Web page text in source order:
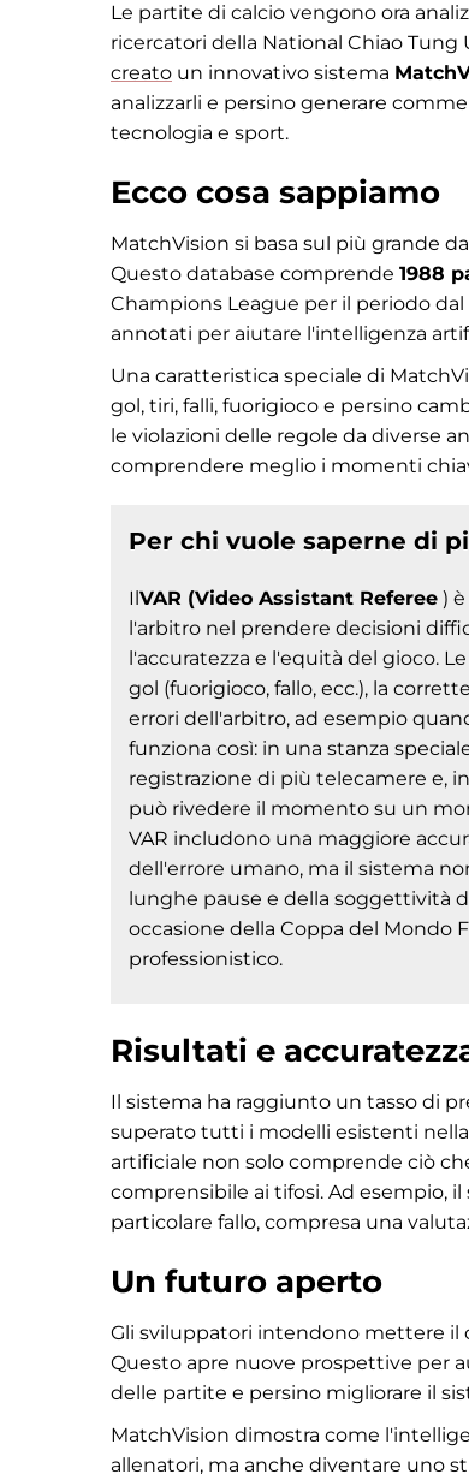
Le partite di calcio vengono ora
ricercatori della National Chiao Tung
creato un innovativo sistema
analizzarli e persino generare
tecnologia e sport.
Ecco cosa sappiamo
MatchVision si basa sul più grande
Questo database comprende 1988
Champions League per il periodo dal
annotati per aiutare l'intelligenza
Una caratteristica speciale di
gol, tiri, falli, fuorigioco e persino
le violazioni delle regole da diverse
comprendere meglio i momenti
Per chi vuole saperne di
IlVAR (Video Assistant Referee )
l'arbitro nel prendere decisioni
l'accuratezza e l'equità del gioco.
gol (fuorigioco, fallo, ecc.), la
errori dell'arbitro, ad esempio
funziona così: in una stanza
registrazione di più telecamere e,
può rivedere il momento su un
VAR includono una maggiore
dell'errore umano, ma il sistema
lunghe pause e della soggettività
occasione della Coppa del Mondo
professionistico.
Risultati e
Il sistema ha raggiunto un tasso di
superato tutti i modelli esistenti
artificiale non solo comprende ciò
comprensibile ai tifosi. Ad esempio,
particolare fallo, compresa una
Un futuro aperto
Gli sviluppatori intendono mettere il
Questo apre nuove prospettive per
delle partite e persino migliorare il
MatchVision dimostra come
allenatori, ma anche diventare uno